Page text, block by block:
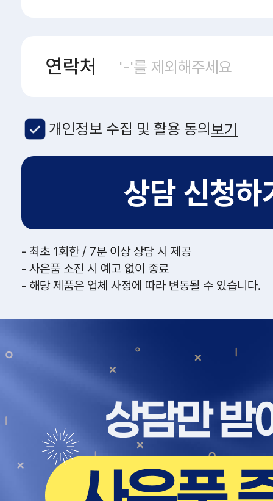
연락처
개인정보 수집 및 활용 동의보기
상담 신청
- 최초 1회한 / 7분 이상 상담 시 제공
- 사은품 소진 시 예고 없이 종료
- 해당 제품은 업체 사정에 따라 변동될 수 있습니다.